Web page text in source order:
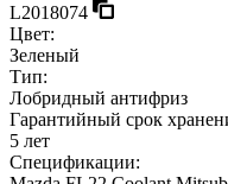
L2018074
Цвет:
Зеленый
Тип:
Лобридный антифриз
Гарантийный срок
5 лет
Спецификации: